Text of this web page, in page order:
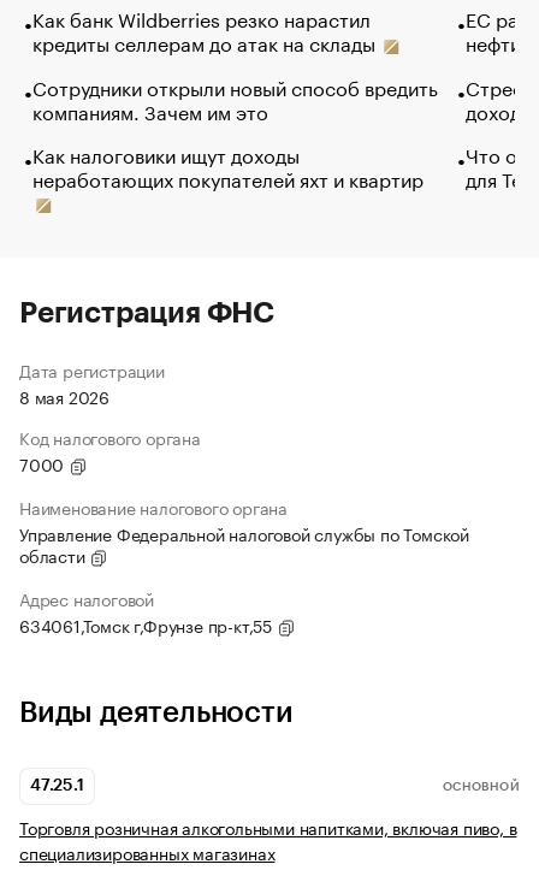
Как банк Wildberries резко нарастил
кредиты селлерам до атак на склады
Сотрудники открыли новый способ вредить
компаниям. Зачем им это
Как налоговики ищут доходы
неработающих покупателей яхт и квартир
ЕС
нефти
Что
для
Регистрация ФНС
Дата регистрации
8 мая 2026
Код налогового органа
7000
Наименование налогового органа
Управление Федеральной налоговой службы по Томской
области
Адрес налоговой
634061,Томск г,Фрунзе пр-кт,55
Виды деятельности
47.25.1 ОСНОВНОЙ
Торговля розничная алкогольными напитками, включая пиво, в
специализированных магазинах